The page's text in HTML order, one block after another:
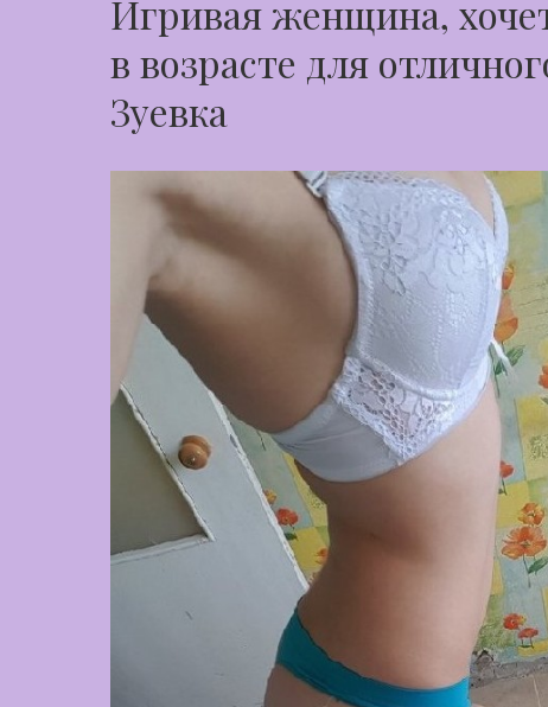
Игривая женщина,
в возрасте для
Зуевка